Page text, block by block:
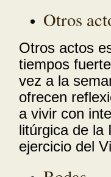
Otros
Otros actos
tiempos
vez a la
ofrecen
a vivir con
litúrgica de
ejercicio del